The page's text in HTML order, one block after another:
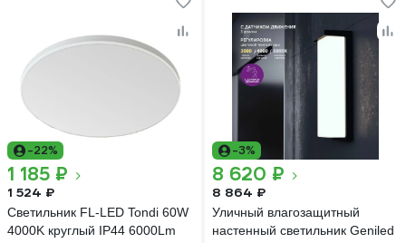
-22%
1 185 ₽
1 524 ₽
Светильник FL-LED Tondi 60W
4000K круглый IP44 6000Lm
-3%
8 620 ₽
8 864 ₽
Уличный влагозащитный
настенный светильник Geniled